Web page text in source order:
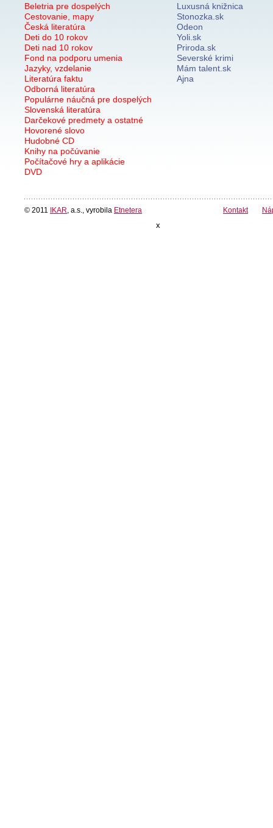
Beletria pre dospelých
Cestovanie, mapy
Česká literatúra
Deti do 10 rokov
Deti nad 10 rokov
Fond na podporu umenia
Jazyky, vzdelanie
Literatúra faktu
Odborná literatúra
Populárne náučná pre dospelých
Slovenská literatúra
Darčekové predmety a ostatné
Hovorené slovo
Hudobné CD
Knihy na počúvanie
Počítačové hry a aplikácie
DVD
Luxusná knižnica
Stonozka.sk
Odeon
Yoli.sk
Priroda.sk
Severské krimi
Mám talent.sk
Ajna
© 2011 IKAR , a.s., vyrobila Etnetera Kontakt
x